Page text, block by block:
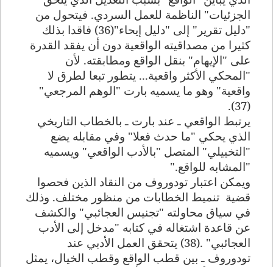
الجزئيات" الناظمة للعمل السردي. فيتحول من
"دليل تقرير" إلى "دليل إيحاء"(36) فاقدا بذلك
كثيرا من مصداقيته الواقعية دون أن يفقد القدرة
على "الإيهام" بنقل الواقع ومطابقته. لأن
"المحكي الأكثر واقعية... يتطور تبعا لطرق لا
واقعية" وهو ما يسميه بارت "الوهم المرجعي"
(37).
يرتبط الواقعي ـ عند بارت ـ بالخطاب التاريخي
الذي يحكي "ما حدث فعلا" وفي مقابله يضع
"التخييلي" المتصل "بالأدب الواقعي" ويسميه
"المشابه للواقع".
ويمكن اعتبار تودوروف من النقاد الذين فحصوا
قضية تنميط الخطابات من منظور مختلف. وذلك
في سياق محاولته "تجنيس العجائبي" والكشف
عن قاعدة اشتغاله في كتابه "مدخل إلى الأدب
العجائبي" .(38) يتحقق العمل الأدبي عند
تودوروف ـ بين قطب الواقع وقطب الخيال، يمثل